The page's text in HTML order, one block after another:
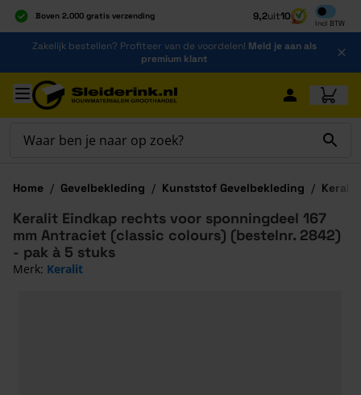
Boven 2.000 gratis verzending
Al 40 jaar dé specialist
Alles onder één dak
9,2uit10
Incl BTW
Inclusief
Ga naar de inhoud
Zakelijk bestellen? Profiteer van de voordelen! Meld je aan als
premium klant
Ga naar hoofdinhoud
Home / Gevelbekleding / Kunststof Gevelbekleding / Keralit
Keralit Eindkap rechts voor sponningdeel 167
mm Antraciet (classic colours) (bestelnr. 2842)
- pak à 5 stuks
Merk: Keralit